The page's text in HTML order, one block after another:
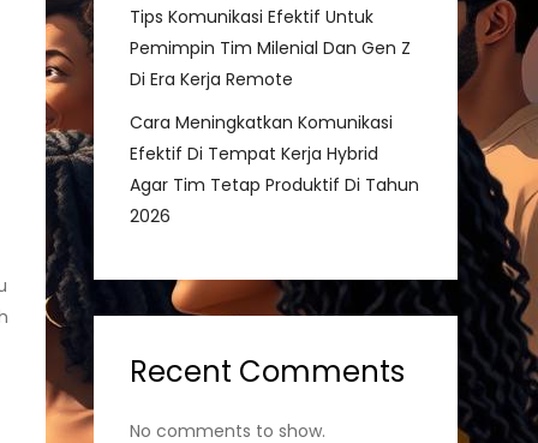
Tips Komunikasi Efektif Untuk
Pemimpin Tim Milenial Dan Gen Z
Di Era Kerja Remote
Cara Meningkatkan Komunikasi
Efektif Di Tempat Kerja Hybrid
Agar Tim Tetap Produktif Di Tahun
2026
Recent Comments
No comments to show.